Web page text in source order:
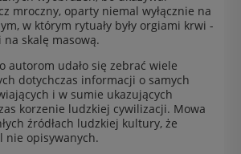
mroczny, oparty niemal wyłącznie na
w którym rytuały były orgiami krwi -
skalę masową.
autorom udało się zebrać wiele
dotychczas informacji o samych
i w sumie ukazujących
korzenie ludzkiej cywilizacji. Mowa
źródłach ludzkiej kultury, że
nie opisywanych.